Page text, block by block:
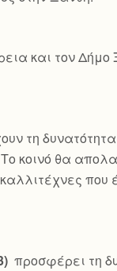
και τον Δήμο
τη
κοινό θα
που
προσφέρει τη